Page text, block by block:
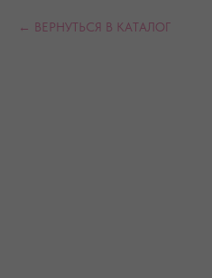
ВЕРНУТЬСЯ В КАТАЛОГ